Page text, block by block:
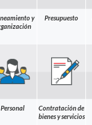
y
Presupuesto
Personal
Contratación de
bienes y servicios